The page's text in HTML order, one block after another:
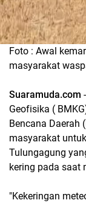
Foto : Awal
masyarakat
Suaramuda.com
Geofisika (
Bencana Daerah
masyarakat
Tulungagung
kering pada saat
"Kekeringan